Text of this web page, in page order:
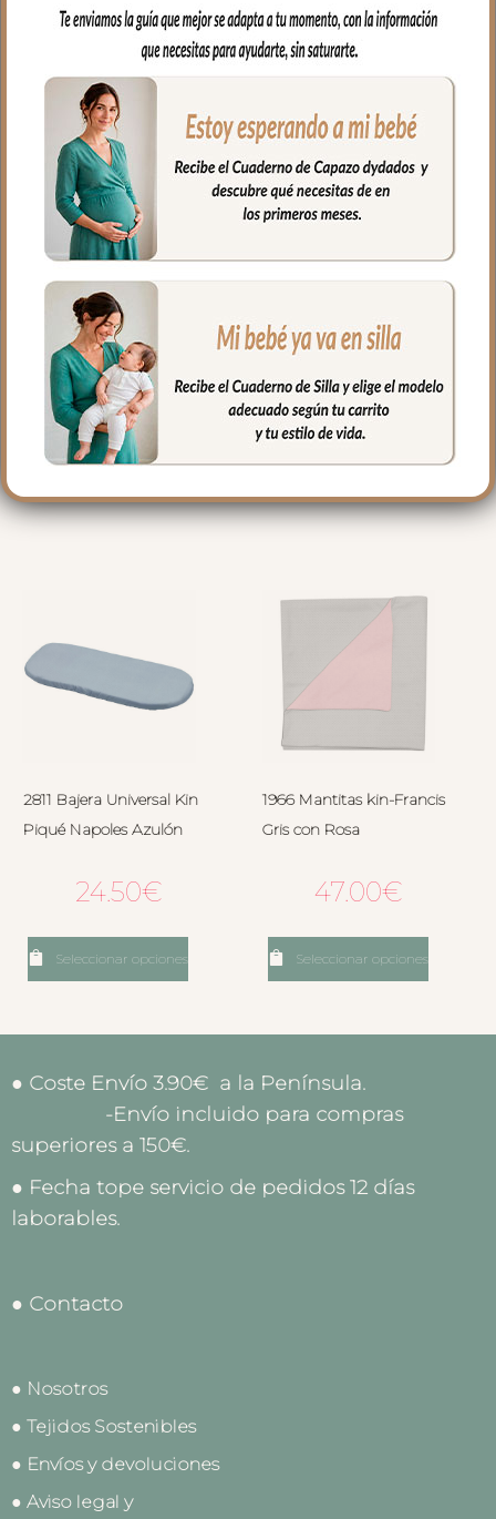
darle un toque especial, las bajeras
universales para colchón en piqué es el
complemento que necesitas.
En tejido piqué liso; un piqué de algodón,
se ajusta al colchón mediante goma en
todo el contorno. Puedes lavar a mano o
en lavadora, siempre agua fría, jabones
no abrasivos y secado al natural.
Medidas máximo 80x38cm
PRODUCTOS
RELACIONADOS
2811 Bajera Universal Kin
Piqué Napoles Azulón
24.50€
Seleccionar opciones
1966 Mantitas kin-Francis
Gris con Rosa
47.00€
Seleccionar opciones
● Coste Envío 3.90€ a la Península.
-Envío incluido para compras
superiores a 150€.
● Fecha tope servicio de pedidos 12 días
laborables.
● Contacto
● Nosotros
● Tejidos Sostenibles
● Envíos y devoluciones
● Aviso legal y